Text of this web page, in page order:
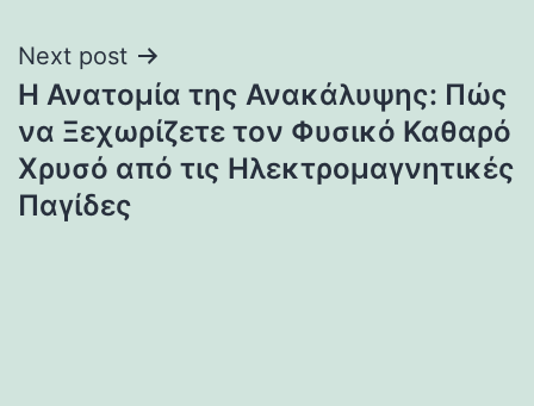
Next post
Η Ανατομία της Ανακάλυψης: Πώς
να Ξεχωρίζετε τον Φυσικό Καθαρό
Χρυσό από τις Ηλεκτρομαγνητικές
Παγίδες